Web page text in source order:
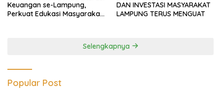
Keuangan se-Lampung,
Perkuat Edukasi Masyarakat
DAN INVESTASI MASYARAKAT
LAMPUNG TERUS MENGUAT
Selengkapnya
Popular Post